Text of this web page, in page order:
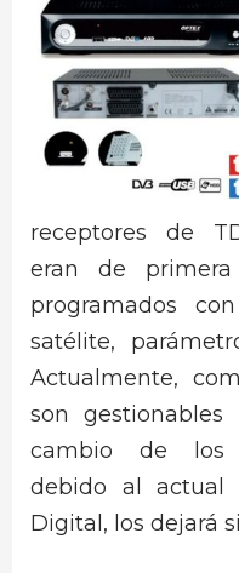
receptores de
eran de
programados
satélite,
Actualmente,
son gestionables
cambio de los
debido al actual
Digital, los dejará